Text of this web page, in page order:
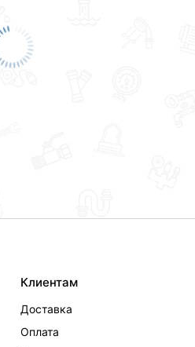
Клиентам
Доставка
Оплата